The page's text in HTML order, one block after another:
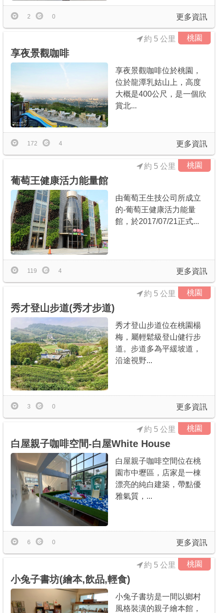
更多資訊
2 0
桃園
享夜景觀咖啡
約 5 公里
享夜景觀咖啡位於桃園，
位於龍潭乳姑山上，高度
大概是400公尺，是一個欣
賞北...
更多資訊
172 4
桃園
葡萄王健康活力能量館
約 5 公里
由葡萄王生技公司所成立
的-葡萄王健康活力能量
館，於2017/07/21正式...
更多資訊
119 4
桃園
秀才登山步道(秀才步道)
約 5 公里
秀才登山步道位在桃園楊
梅，屬輕鬆級登山健行步
道。步道多為平緩坡道，
沿途視野...
更多資訊
3 0
桃園
白屋親子咖啡空間-白屋White House
約 5 公里
白屋親子咖啡空間位在桃
園市中壢區，店家是一棟
漂亮的純白建築，帶點優
雅氣質，...
更多資訊
6 0
桃園
小兔子書坊(繪本,飲品,輕食)
約 5 公里
小兔子書坊是一間以鄉村
風格裝潢的親子繪本館，